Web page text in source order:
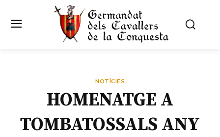
NOTÍCIES
HOMENATGE A
TOMBATOSSALS ANY